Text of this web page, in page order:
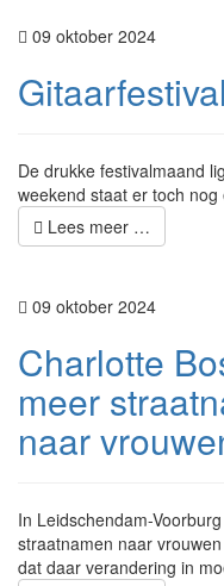
09 oktober 2024
De drukke festivalmaand
weekend staat er toch
Lees meer …
09 oktober 2024
Charlotte
meer
naar
In Leidschendam-
straatnamen naar
dat daar verandering in